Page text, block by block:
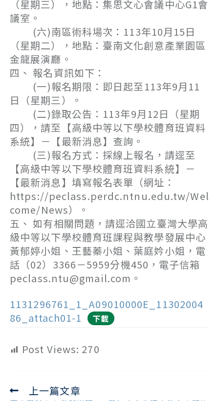
（星期三），地點：集思文心會議中心G1會
議室。
(六)南區術科場次：113年10月15日
（星期二），地點：臺南文化創意產業園區
金龍展演廳。
四、 報名資訊如下：
(一)報名期限：即日起至113年9月11
日（星期三）。
(二)錄取公告：113年9月12日（星期
四），請至【高級中等以下學校體育班資料
系統】－【最新消息】查詢。
(三)報名方式：採線上報名，請逕至
【高級中等以下學校體育班資料系統】－
【最新消息】填寫報名表單（網址：
https://peclass.perdc.ntnu.edu.tw/Wel
come/News）。
五、 如有相關問題，請逕洽國立臺灣大學高
級中等以下學校體育班課程與教學發展中心
黃郁婷小姐、王藝蓁小姐、葉庭妗小姐，電
話（02）3366－5959分機450，電子信箱
peclass.ntu@gmail.com。
1131296761_1_A09010000E_11302004
86_attach01-1
下載
Post Views: 270
Read上一篇文章